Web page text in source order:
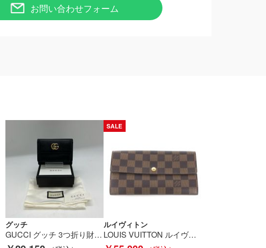
お問い合わせフォーム
グッチ
GUCCI グッチ 3つ折り財布 GGマーモント Wホック 三折財布 カーフスキンレザー 523277 0416 ブラック Bランク
SALE
ルイヴィトン
LOUIS VUITTON ルイヴィトン ダミエ・ジェア 長財布 N61734 ブラウン Bランク